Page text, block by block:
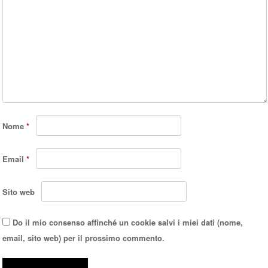
Nome*
Email*
Sito web
Do il mio consenso affinché un cookie salvi i miei dati (nome,
email, sito web) per il prossimo commento.